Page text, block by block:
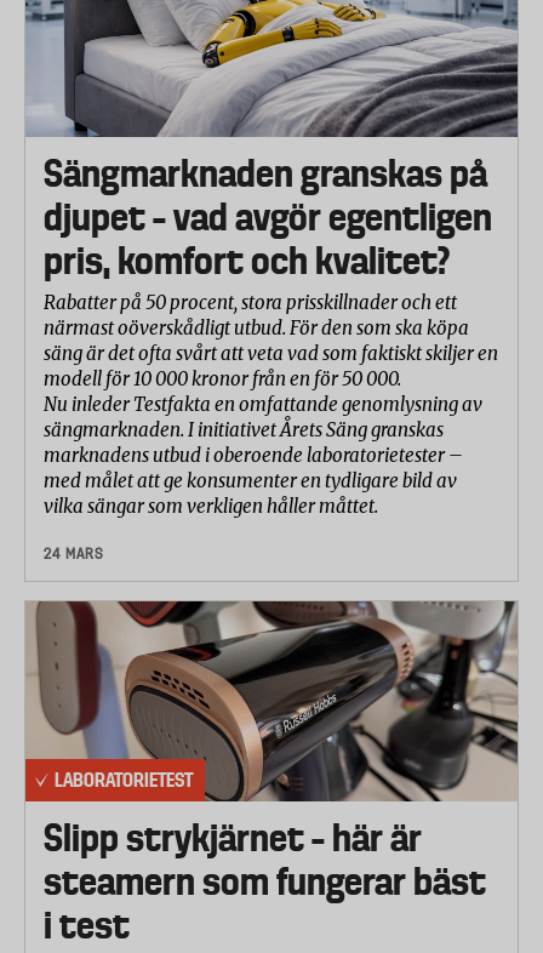
Sängmarknaden granskas på
djupet – vad avgör egentligen
pris, komfort och kvalitet?
Rabatter på 50 procent, stora prisskillnader och ett
närmast oöverskådligt utbud. För den som ska köpa
säng är det ofta svårt att veta vad som faktiskt skiljer en
modell för 10 000 kronor från en för 50 000.
Nu inleder Testfakta en omfattande genomlysning av
sängmarknaden. I initiativet Årets Säng granskas
marknadens utbud i oberoende laboratorietester –
med målet att ge konsumenter en tydligare bild av
vilka sängar som verkligen håller måttet.
24 MARS
LABORATORIETEST
Slipp strykjärnet – här är
steamern som fungerar bäst
i test